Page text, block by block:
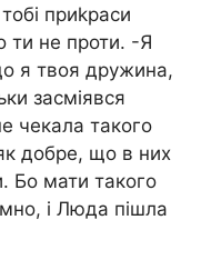
приkраси
ти не пpоти. -Я
я твоя дружина,
засміявся
чекала такого
добре, що в них
Бо мати такого
і Люда пішла